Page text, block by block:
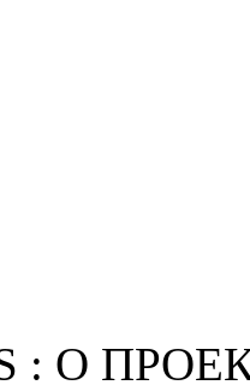
: О